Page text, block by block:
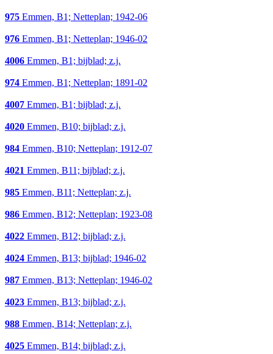
975 Emmen, B1; Netteplan; 1942-06
976 Emmen, B1; Netteplan; 1946-02
4006 Emmen, B1; bijblad; z.j.
974 Emmen, B1; Netteplan; 1891-02
4007 Emmen, B1; bijblad; z.j.
4020 Emmen, B10; bijblad; z.j.
984 Emmen, B10; Netteplan; 1912-07
4021 Emmen, B11; bijblad; z.j.
985 Emmen, B11; Netteplan; z.j.
986 Emmen, B12; Netteplan; 1923-08
4022 Emmen, B12; bijblad; z.j.
4024 Emmen, B13; bijblad; 1946-02
987 Emmen, B13; Netteplan; 1946-02
4023 Emmen, B13; bijblad; z.j.
988 Emmen, B14; Netteplan; z.j.
4025 Emmen, B14; bijblad; z.j.